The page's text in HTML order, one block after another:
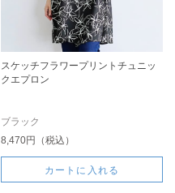
スケッチフラワープリントチュニッ
クエプロン
ブラック
8,470円（税込）
カートに入れる